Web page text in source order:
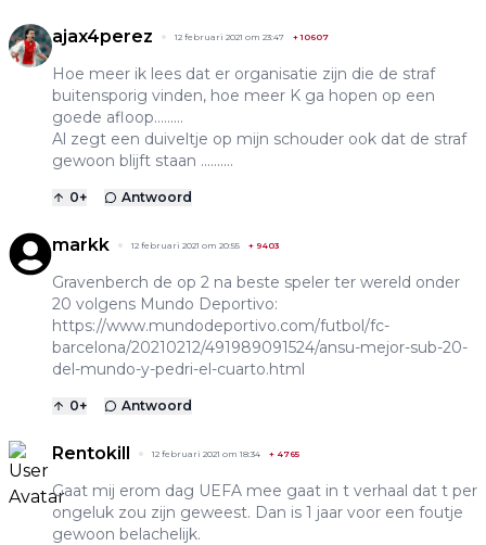
ajax4perez 12 februari 2021 om 23:47 +10607
Hoe meer ik lees dat er organisatie zijn die de straf
buitensporig vinden, hoe meer K ga hopen op een
goede afloop.........
Al zegt een duiveltje op mijn schouder ook dat de straf
gewoon blijft staan ..........
0+ Antwoord
markk 12 februari 2021 om 20:55 + 9403
Gravenberch de op 2 na beste speler ter wereld onder
20 volgens Mundo Deportivo:
https://www.mundodeportivo.com/futbol/fc-
barcelona/20210212/491989091524/ansu-mejor-sub-20-
del-mundo-y-pedri-el-cuarto.html
0+ Antwoord
Rentokill 12 februari 2021 om 18:34 + 4765
Gaat mij erom dag UEFA mee gaat in t verhaal dat t per
ongeluk zou zijn geweest. Dan is 1 jaar voor een foutje
gewoon belachelijk.